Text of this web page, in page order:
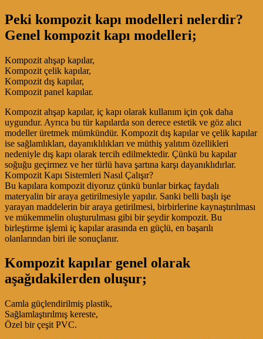
Peki kompozit kapı modelleri nelerdir?
Genel kompozit kapı modelleri;
Kompozit ahşap kapılar,
Kompozit çelik kapılar,
Kompozit dış kapılar,
Kompozit panel kapılar.
Kompozit ahşap kapılar, iç kapı olarak kullanım için çok daha
uygundur. Ayrıca bu tür kapılarda son derece estetik ve göz alıcı
modeller üretmek mümkündür. Kompozit dış kapılar ve çelik kapılar
ise sağlamlıkları, dayanıklılıkları ve müthiş yalıtım özellikleri
nedeniyle dış kapı olarak tercih edilmektedir. Çünkü bu kapılar
soğuğu geçirmez ve her türlü hava şartına karşı dayanıklıdırlar.
Kompozit Kapı Sistemleri Nasıl Çalışır?
Bu kapılara kompozit diyoruz çünkü bunlar birkaç faydalı
materyalin bir araya getirilmesiyle yapılır. Sanki belli başlı işe
yarayan maddelerin bir araya getirilmesi, birbirlerine kaynaştırılması
ve mükemmelin oluşturulması gibi bir şeydir kompozit. Bu
birleştirme işlemi iç kapılar arasında en güçlü, en başarılı
olanlarından biri ile sonuçlanır.
Kompozit kapılar genel olarak
aşağıdakilerden oluşur;
Camla güçlendirilmiş plastik,
Sağlamlaştırılmış kereste,
Özel bir çeşit PVC.